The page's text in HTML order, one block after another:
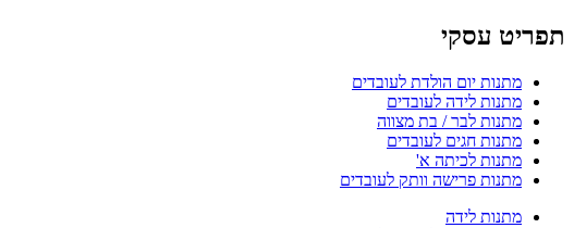
תפריט עסקי
מתנות יום הולדת לעובדים
מתנות לידה לעובדים
מתנות לבר / בת מצווה
מתנות חגים לעובדים
מתנות לכיתה א'
מתנות פרישה וותק לעובדים
מתנות לידה